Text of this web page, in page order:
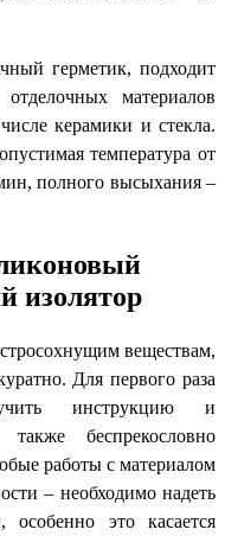
герметик, подходит
материалов
керамики и стекла.
температура от
полного высыхания –
изолятор
веществам,
Для первого раза
инструкцию и
беспрекословно
работы с материалом
– необходимо надеть
особенно это касается